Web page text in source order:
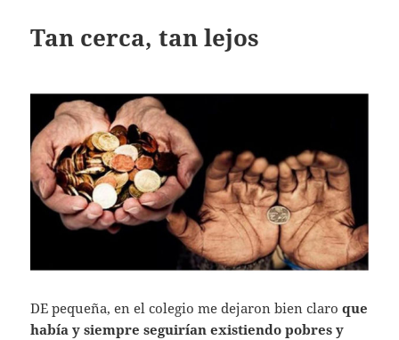
Tan cerca, tan lejos
DE pequeña, en el colegio me dejaron bien claro que
había y siempre seguirían existiendo pobres y